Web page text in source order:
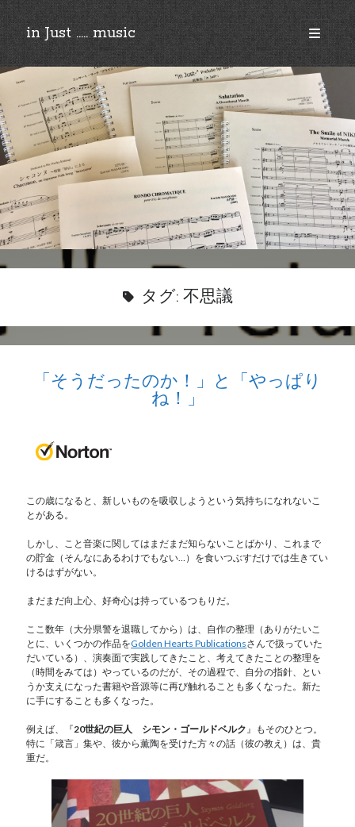
in Just ..... music
open
primary
menu
Sidebar
©︎2018-2025 by Ken’ichi MASAKADO, All rights reserved.
タグ: 不思議
「そうだったのか！」と「やっぱり
ね！」
この歳になると、新しいものを吸収しようという気持ちになれないこ
とがある。
しかし、こと音楽に関してはまだまだ知らないことばかり、これまで
の貯金（そんなにあるわけでもない…）を食いつぶすだけでは生きてい
けるはずがない。
まだまだ向上心、好奇心は持っているつもりだ。
ここ数年（大分県警を退職してから）は、自作の整理（ありがたいこ
とに、いくつかの作品をGolden Hearts Publicationsさんで扱っていた
だいている）、演奏面で実践してきたこと、考えてきたことの整理を
（時間をみては）やっているのだが、その過程で、自分の指針、とい
うか支えになった書籍や音源等に再び触れることも多くなった。新た
に手にすることも多くなった。
例えば、『20世紀の巨人 シモン・ゴールドベルク』もそのひとつ。
特に「箴言」集や、彼から薫陶を受けた方々の話（彼の教え）は、貴
重だ。